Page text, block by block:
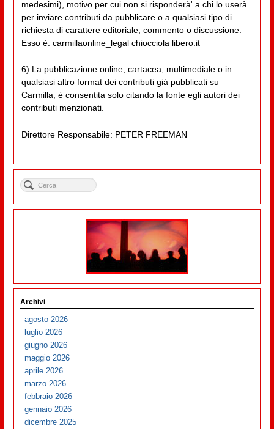
medesimi), motivo per cui non si risponderà' a chi lo userà
per inviare contributi da pubblicare o a qualsiasi tipo di
richiesta di carattere editoriale, commento o discussione.
Esso è: carmillaonline_legal chiocciola libero.it
6) La pubblicazione online, cartacea, multimediale o in
qualsiasi altro format dei contributi già pubblicati su
Carmilla, è consentita solo citando la fonte egli autori dei
contributi menzionati.
Direttore Responsabile: PETER FREEMAN
Archivi
agosto 2026
luglio 2026
giugno 2026
maggio 2026
aprile 2026
marzo 2026
febbraio 2026
gennaio 2026
dicembre 2025